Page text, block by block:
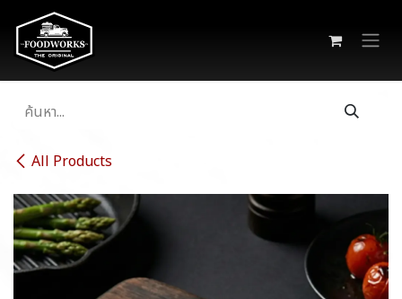
Skip to Content
All Products